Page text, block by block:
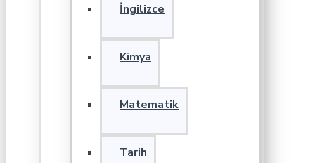
İngilizce
Kimya
Matematik
Tarih